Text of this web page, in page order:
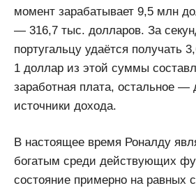
момент зарабатывает 9,5 млн
— 316,7 тыс. долларов. За
португальцу удаётся получать
1 доллар из этой суммы
заработная плата, остальное —
источники дохода.
В настоящее время Роналду
богатым среди действующих
состояние примерно на равных